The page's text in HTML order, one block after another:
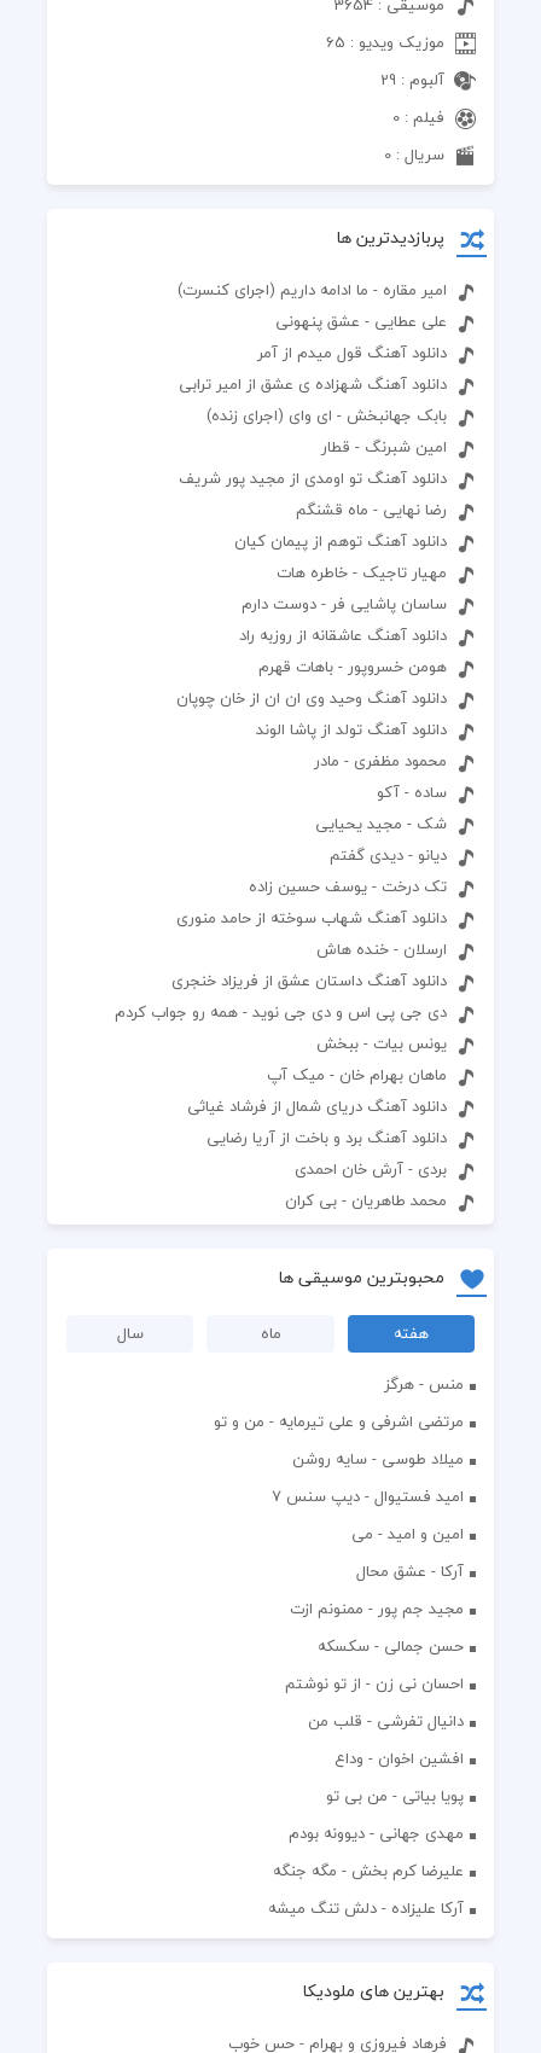
موزیک ویدیو : 65
آلبوم : 29
فیلم : 0
سریال : 0
پربازدیدترین ها
امیر مقاره - ما ادامه داریم (اجرای کنسرت)
علی عطایی - عشق پنهونی
دانلود آهنگ قول میدم از آمر
دانلود آهنگ شهزاده ی عشق از امیر ترابی
بابک جهانبخش - ای وای (اجرای زنده)
امین شبرنگ - قطار
دانلود آهنگ تو اومدی از مجید پور شریف
رضا نهایی - ماه قشنگم
دانلود آهنگ توهم از پیمان کیان
مهیار تاجیک - خاطره هات
ساسان پاشایی فر - دوست دارم
دانلود آهنگ عاشقانه از روزبه راد
هومن خسروپور - باهات قهرم
دانلود آهنگ وحید وی ان ان از خان چوپان
دانلود آهنگ تولد از پاشا الوند
محمود مظفری - مادر
ساده - آکو
شک - مجید یحیایی
دیانو - دیدی گفتم
تک درخت - یوسف حسین زاده
دانلود آهنگ شهاب سوخته از حامد منوری
ارسلان - خنده هاش
دانلود آهنگ داستان عشق از فریزاد خنجری
دی جی پی اس و دی جی نوید - همه رو جواب کردم
یونس بیات - ببخش
ماهان بهرام خان - میک آپ
دانلود آهنگ دریای شمال از فرشاد غیاثی
دانلود آهنگ برد و باخت از آریا رضایی
بردی - آرش خان احمدی
محمد طاهریان - بی کران
محبوبترین موسیقی ها
هفته ماه
سال
منس - هرگز
مرتضی اشرفی و علی تیرمایه - من و تو
میلاد طوسی - سایه روشن
اميد فستيوال - ديپ سنس ۷
امین و امید - می
آرکا - عشق محال
مجید جم پور - ممنونم ازت
حسن جمالی - سکسکه
احسان نی زن - از تو نوشتم
دانیال تفرشی - قلب من
افشين اخوان - وداع
پویا بیاتی - من بی تو
مهدی جهانی - دیوونه بودم
علیرضا کرم بخش - مگه جنگه
آرکا علیزاده - دلش تنگ میشه
بهترین های ملودیکا
فرهاد فیروزی و بهرام - حس خوب